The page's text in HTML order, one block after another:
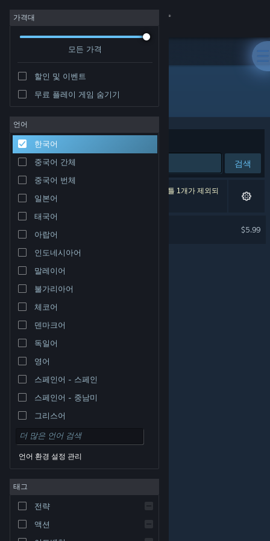
로그인
커뮤니티
정보
지원
언어 변경
Steam 모바일 앱 다운로드
PC 웹사이트 보기
© Valve Corporation. 모든 권리 보유. 모든 상표는 미국
및 기타 국가에서 각각 해당 소유자의 재산입니다.
환불| 쿠키
가격대
모든 가격
할인 및 이벤트
무료 플레이 게임 숨기기
언어
한국어
중국어 간체
중국어 번체
일본어
태국어
아랍어
인도네시아어
말레이어
불가리아어
체코어
덴마크어
독일어
영어
스페인어 - 스페인
스페인어 - 중남미
그리스어
언어 환경 설정 관리
태그
전략
액션
개발자: Lucy B. Locks
정렬 기준 연관성
검색
검색 결과가 1개 있습니다. 환경 설정에 따라 타이틀 1개가 제외되
었습니다.
$5.99